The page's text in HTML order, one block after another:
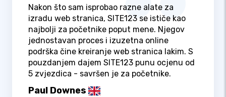
Nakon što sam isprobao razne alate za
izradu web stranica, SITE123 se ističe kao
najbolji za početnike poput mene. Njegov
jednostavan proces i izuzetna online
podrška čine kreiranje web stranica lakim. S
pouzdanjem dajem SITE123 punu ocjenu od
5 zvjezdica - savršen je za početnike.
Paul Downes